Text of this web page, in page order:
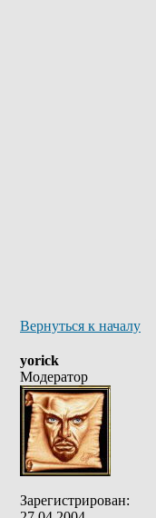
Вернуться к началу
yorick
Модератор
Зарегистрирован: